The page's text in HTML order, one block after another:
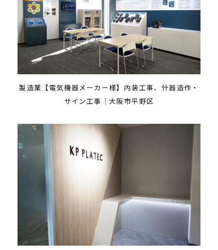
製造業【電気機器メーカー様】内装工事、什器造作・
サイン工事｜大阪市平野区